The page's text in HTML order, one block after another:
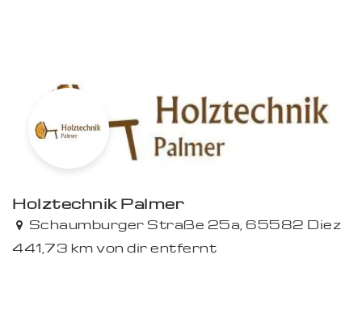
Premium
Holztechnik Palmer
Schaumburger Straße 25a, 65582 Diez
441,73 km von dir entfernt